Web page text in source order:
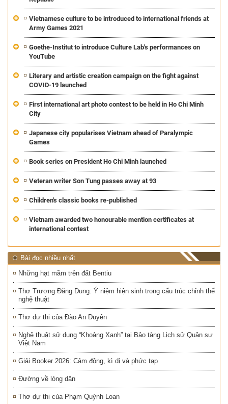
Vietnamese culture to be introduced to international friends at
Army Games 2021
Goethe-Institut to introduce Culture Lab's performances on
YouTube
Literary and artistic creation campaign on the fight against
COVID-19 launched
First international art photo contest to be held in Ho Chi Minh
City
Japanese city popularises Vietnam ahead of Paralympic
Games
Book series on President Ho Chi Minh launched
Veteran writer Son Tung passes away at 93
Children's classic books re-published
Vietnam awarded two honourable mention certificates at
international contest
Bài đọc nhiều nhất
Những hạt mầm trên đất Bentiu
Thơ Trương Đăng Dung: Ý niệm hiện sinh trong cấu trúc chỉnh thể
nghệ thuật
Thơ dự thi của Đào An Duyên
Nghệ thuật sử dụng “Khoảng Xanh” tại Bảo tàng Lịch sử Quân sự
Việt Nam
Giải Booker 2026: Cảm động, kì dị và phức tạp
Đường về lòng dân
Thơ dự thi của Phạm Quỳnh Loan